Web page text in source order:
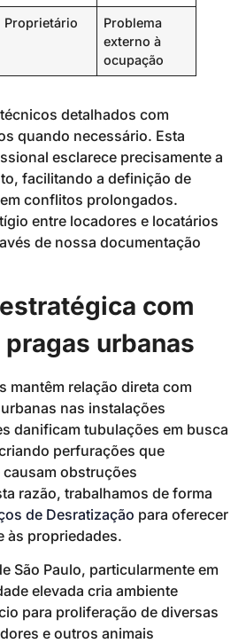
Proprietário
Problema
externo à
ocupação
detalhados com
quando necessário. Esta
esclarece precisamente a
facilitando a definição de
conflitos prolongados.
entre locadores e locatários
de nossa documentação
com
urbanas
mantêm relação direta com
nas instalações
danificam tubulações em busca
perfurações que
obstruções
razão, trabalhamos de forma
de Desratização para oferecer
às propriedades.
São Paulo, particularmente em
elevada cria ambiente
para proliferação de diversas
e outros animais